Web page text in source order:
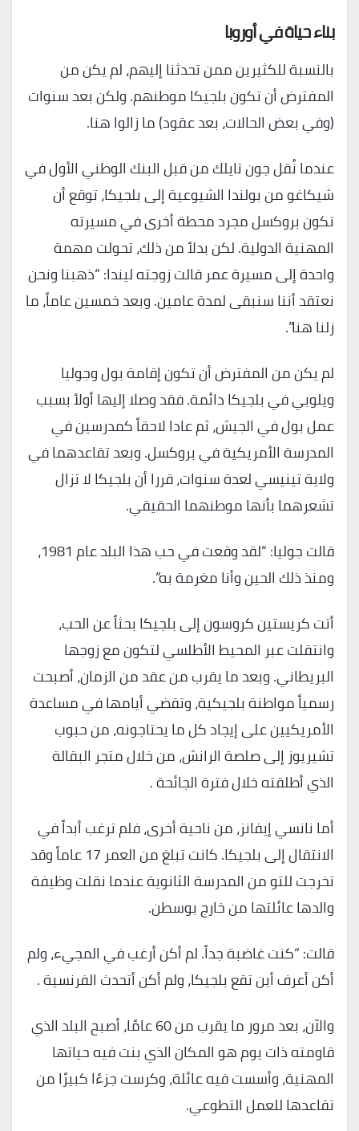
بناء حياة في أوروبا
بالنسبة للكثيرين ممن تحدثنا إليهم، لم يكن من
المفترض أن تكون بلجيكا موطنهم. ولكن بعد سنوات
(وفي بعض الحالات، بعد عقود) ما زالوا هنا.
عندما نُقل جون تايلك من قبل البنك الوطني الأول في
شيكاغو من بولندا الشيوعية إلى بلجيكا، توقع أن
تكون بروكسل مجرد محطة أخرى في مسيرته
المهنية الدولية. لكن بدلاً من ذلك، تحولت مهمة
واحدة إلى مسيرة عمر قالت زوجته ليندا: “ذهبنا ونحن
نعتقد أننا سنبقى لمدة عامين. وبعد خمسين عاماً، ما
زلنا هنا”.
لم يكن من المفترض أن تكون إقامة بول وجوليا
ويلوبي في بلجيكا دائمة. فقد وصلا إليها أولاً بسبب
عمل بول في الجيش، ثم عادا لاحقاً كمدرسين في
المدرسة الأمريكية في بروكسل. وبعد تقاعدهما في
ولاية تينيسي لعدة سنوات، قررا أن بلجيكا لا تزال
تشعرهما بأنها موطنهما الحقيقي.
قالت جوليا: “لقد وقعت في حب هذا البلد عام 1981،
ومنذ ذلك الحين وأنا مغرمة به”.
أتت كريستين كروسون إلى بلجيكا بحثاً عن الحب،
وانتقلت عبر المحيط الأطلسي لتكون مع زوجها
البريطاني. وبعد ما يقرب من عقد من الزمان، أصبحت
رسمياً مواطنة بلجيكية، وتقضي أيامها في مساعدة
الأمريكيين على إيجاد كل ما يحتاجونه، من حبوب
تشيريوز إلى صلصة الرانش، من خلال متجر البقالة
الذي أطلقته خلال فترة الجائحة .
أما نانسي إيفانز، من ناحية أخرى، فلم ترغب أبداً في
الانتقال إلى بلجيكا. كانت تبلغ من العمر 17 عاماً وقد
تخرجت للتو من المدرسة الثانوية عندما نقلت وظيفة
والدها عائلتها من خارج بوسطن.
قالت: “كنت غاضبة جداً. لم أكن أرغب في المجيء، ولم
أكن أعرف أين تقع بلجيكا، ولم أكن أتحدث الفرنسية .
والآن، بعد مرور ما يقرب من 60 عامًا، أصبح البلد الذي
قاومته ذات يوم هو المكان الذي بنت فيه حياتها
المهنية، وأسست فيه عائلة، وكرست جزءًا كبيرًا من
تقاعدها للعمل التطوعي.